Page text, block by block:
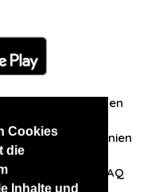
Cookies
die
Inhalte und
Erfahrungen
Datenschutzrichtlinien
FAQ